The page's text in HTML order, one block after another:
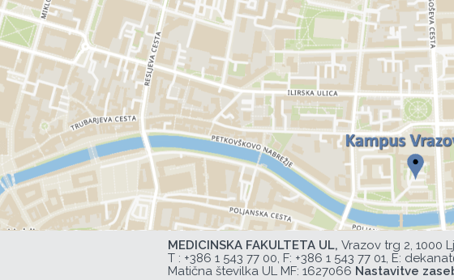
MEDICINSKA FAKULTETA UL, Vrazov trg 2, 1000
T : +386 1 543 77 00, F: +386 1 543 77 01, E:
Matična številka UL MF: 1627066 Nastavitve